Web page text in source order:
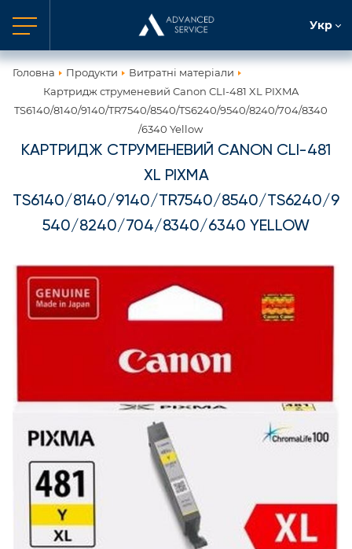
Укр
Головна Продукти
Витратні матеріали
Картридж струменевий Canon CLI-481 XL PIXMA
TS6140/8140/9140/TR7540/8540/TS6240/9540/8240/704/8340
/6340 Yellow
КАРТРИДЖ СТРУМЕНЕВИЙ CANON CLI-481
XL PIXMA
TS6140/8140/9140/TR7540/8540/TS6240/9
540/8240/704/8340/6340 YELLOW